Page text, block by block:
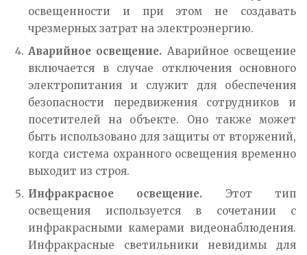
освещенности и при этом не создавать
чрезмерных затрат на электроэнергию.
Аварийное освещение. Аварийное освещение
включается в случае отключения основного
электропитания и служит для обеспечения
безопасности передвижения сотрудников и
посетителей на объекте. Оно также может
быть использовано для защиты от вторжений,
когда система охранного освещения временно
выходит из строя.
Инфракрасное освещение. Этот тип
освещения используется в сочетании с
инфракрасными камерами видеонаблюдения.
Инфракрасные светильники невидимы для